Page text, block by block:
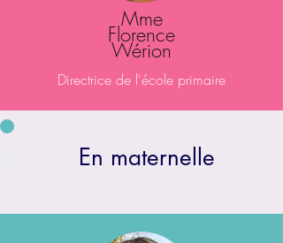
Mme
Florence
Wérion
Directrice de l'école primaire
En maternelle